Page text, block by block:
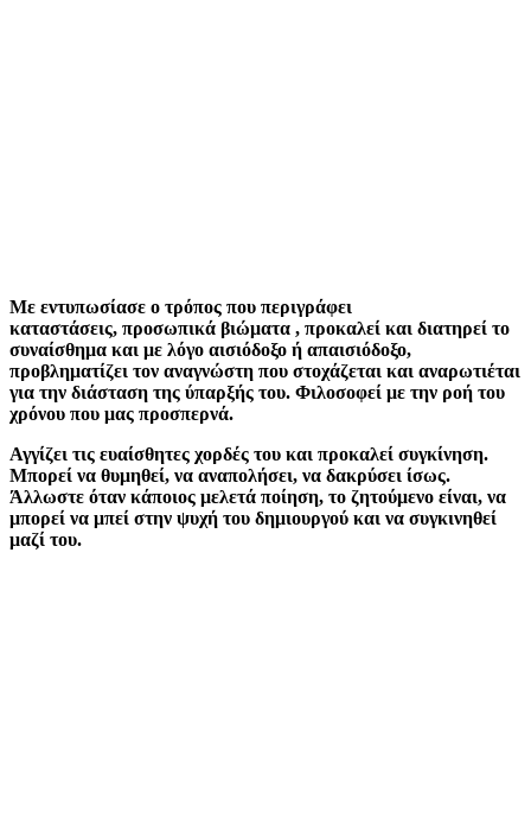
Με εντυπωσίασε ο τρόπος που περιγράφει
καταστάσεις, προσωπικά βιώματα , προκαλεί και διατηρεί το
συναίσθημα και με λόγο αισιόδοξο ή απαισιόδοξο,
προβληματίζει τον αναγνώστη που στοχάζεται και αναρωτιέται
για την διάσταση της ύπαρξής του. Φιλοσοφεί με την ροή του
χρόνου που μας προσπερνά.
Αγγίζει τις ευαίσθητες χορδές του και προκαλεί συγκίνηση.
Μπορεί να θυμηθεί, να αναπολήσει, να δακρύσει ίσως.
Άλλωστε όταν κάποιος μελετά ποίηση, το ζητούμενο είναι, να
μπορεί να μπεί στην ψυχή του δημιουργού και να συγκινηθεί
μαζί του.